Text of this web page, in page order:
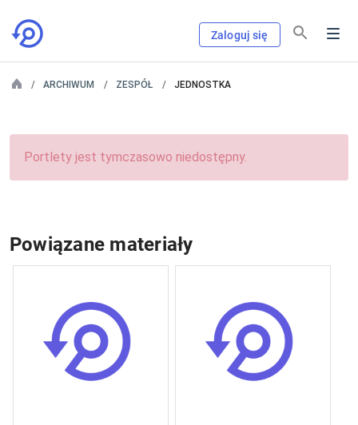
Zaloguj się
ARCHIWUM ZESPÓŁ JEDNOSTKA
Portlety jest tymczasowo niedostępny.
Powiązane materiały